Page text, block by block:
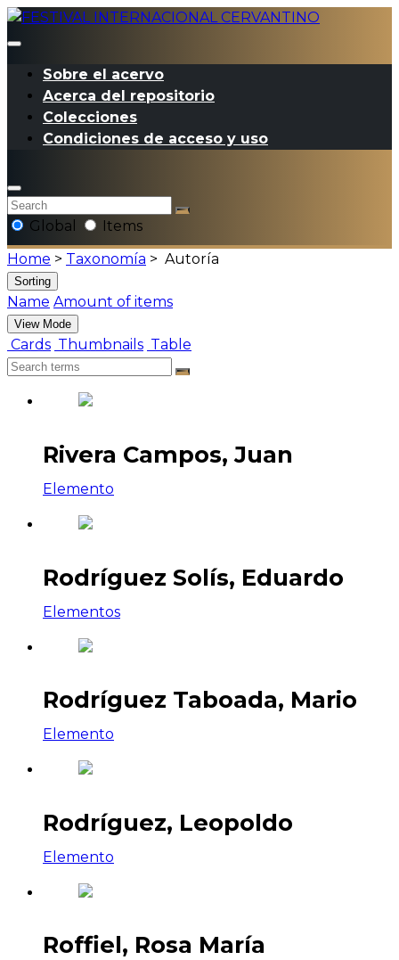
Sobre el acervo
Acerca del repositorio
Colecciones
Condiciones de acceso y uso
Global
Items
Home > Taxonomía > Autoría
Sorting
Name Amount of items
View Mode
Cards Thumbnails Table
Rivera Campos, Juan
Elemento
Rodríguez Solís, Eduardo
Elementos
Rodríguez Taboada, Mario
Elemento
Rodríguez, Leopoldo
Elemento
Roffiel, Rosa María